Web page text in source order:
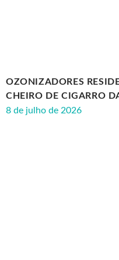
OZONIZADORES
CHEIRO DE CIGARRO
8 de julho de 2026